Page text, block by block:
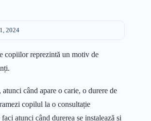
2024
copiilor reprezintă un motiv de
când apare o carie, o durere de
copilul la o consultație
atunci când durerea se instalează și